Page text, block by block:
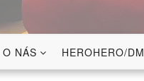
O NÁS HEROHERO/DM